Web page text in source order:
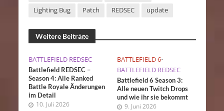
Lighting Bug
Patch REDSEC update
Weitere Beiträge
BATTLEFIELD REDSEC
Battlefield REDSEC –
Season 4: Alle Ranked
Battle Royale Änderungen
im Detail
10. Juli 2026
BATTLEFIELD 6•
BATTLEFIELD REDSEC
Battlefield 6 Season 3:
Alle neuen Twitch Drops
und wie ihr sie bekommt
9. Juni 2026